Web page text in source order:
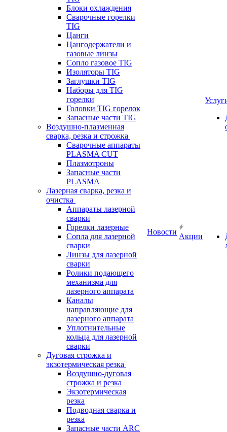
Блоки охлаждения
Сварочные горелки
TIG
Цанги
Цангодержатели и
газовые линзы
Сопло газовое TIG
Изоляторы TIG
Заглушки TIG
Наборы для TIG
горелки
Головки TIG горелок
Запасные части TIG
Воздушно-плазменная
сварка, резка и строжка
Сварочные аппараты
PLASMA CUT
Плазмотроны
Запасные части
PLASMA
Лазерная сварка, резка и
очистка
Аппараты лазерной
сварки
Горелки лазерные
Сопла для лазерной
сварки
Линзы для лазерной
сварки
Ролики подающего
механизма для
лазерного аппарата
Каналы
направляющие для
лазерного аппарата
Уплотнительные
кольца для лазерной
сварки
Дуговая строжка и
экзотермическая резка
Воздушно-дуговая
строжка и резка
Экзотермическая
резка
Подводная сварка и
резка
Запасные части ARC
Новости
Акции